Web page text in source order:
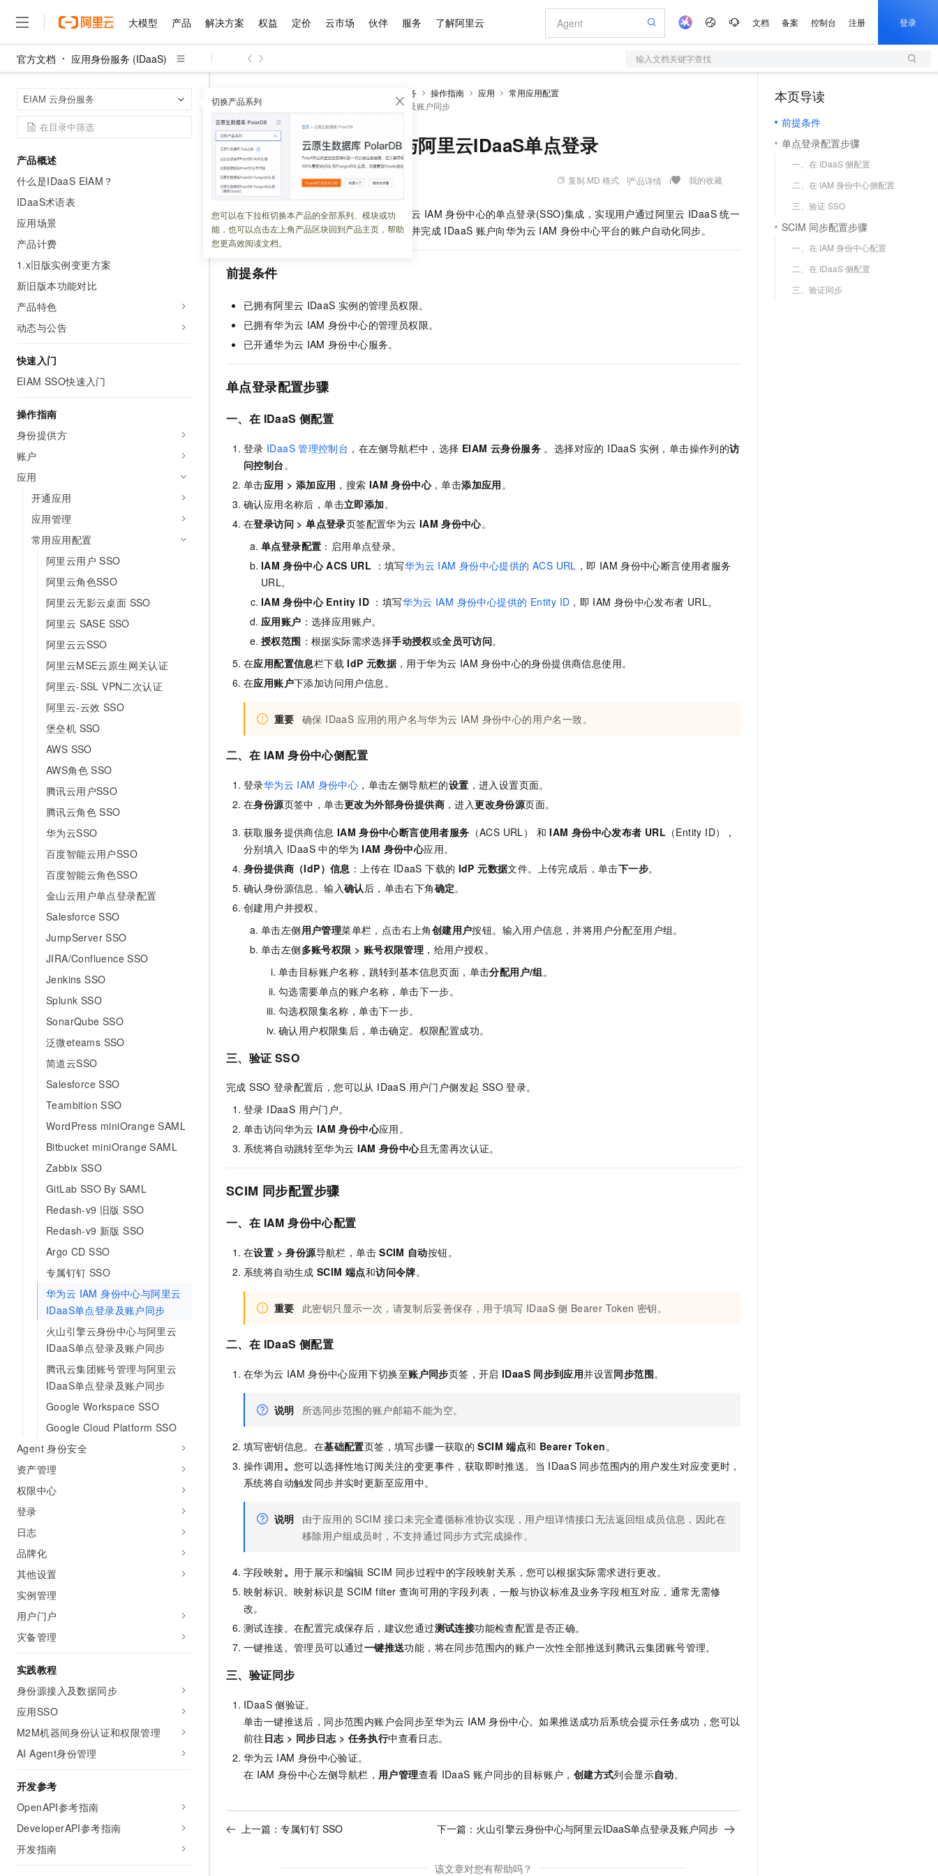
大模型 产品 解决方案 权益 定价 云市场 伙伴 服务 了解阿里云 文档 备案 控制台 注册 登录
官方文档 应用身份服务 (IDaaS) 输入文档关键字查找
EIAM 云身份服务 切换产品系列
您可以在下拉框切换本产品的全部系列、模块或功
能，也可以点击左上角产品区块回到产品主页，帮助
您更高效阅读文档。
产品概述
什么是IDaaS EIAM？
IDaaS术语表
应用场景
产品计费
1.x旧版实例变更方案
新旧版本功能对比
产品特色
动态与公告
快速入门
EIAM SSO快速入门
操作指南
身份提供方
账户
应用
开通应用
应用管理
常用应用配置
阿里云用户 SSO
阿里云角色SSO
阿里云无影云桌面 SSO
阿里云 SASE SSO
阿里云云SSO
阿里云MSE云原生网关认证
阿里云-SSL VPN二次认证
阿里云-云效 SSO
堡垒机 SSO
AWS SSO
AWS角色 SSO
腾讯云用户SSO
腾讯云角色 SSO
华为云SSO
百度智能云用户SSO
百度智能云角色SSO
金山云用户单点登录配置
Salesforce SSO
JumpServer SSO
JIRA/Confluence SSO
Jenkins SSO
Splunk SSO
SonarQube SSO
泛微eteams SSO
简道云SSO
Salesforce SSO
Teambition SSO
WordPress miniOrange SAML
Bitbucket miniOrange SAML
Zabbix SSO
GitLab SSO By SAML
Redash-v9 旧版 SSO
Redash-v9 新版 SSO
Argo CD SSO
专属钉钉 SSO
华为云 IAM 身份中心与阿里云
IDaaS单点登录及账户同步
火山引擎云身份中心与阿里云
IDaaS单点登录及账户同步
腾讯云集团账号管理与阿里云
IDaaS单点登录及账户同步
Google Workspace SSO
Google Cloud Platform SSO
Agent 身份安全
资产管理
权限中心
登录
日志
品牌化
其他设置
实例管理
用户门户
灾备管理
实践教程
身份源接入及数据同步
应用SSO
M2M机器间身份认证和权限管理
AI Agent身份管理
开发参考
OpenAPI参考指南
DeveloperAPI参考指南
开发指南
EIAM 云身份服务 操作指南 应用
常用应用配置
华为云 IAM 身份中心与阿里云IDaaS单点登录及账户同步
华为云 IAM 身份中心与阿里云IDaaS单点登录
更新时间：2026-05-02 14:12:20 复制 MD 格式 产品详情 我的收藏
本文档介绍如何配置阿里云 IDaaS 与华为云 IAM 身份中心的单点登录(SSO)集成，实现用户通过阿里云 IDaaS 统一
身份认证访问华为云 IAM 身份中心服务，并完成 IDaaS 账户向华为云 IAM 身份中心平台的账户自动化同步。
前提条件
已拥有阿里云 IDaaS 实例的管理员权限。
已拥有华为云 IAM 身份中心的管理员权限。
已开通华为云 IAM 身份中心服务。
单点登录配置步骤
一、在 IDaaS 侧配置
登录 IDaaS 管理控制台 ，在左侧导航栏中，选择 EIAM 云身份服务 。选择对应的 IDaaS 实例，单击操作列的访
问控制台 。
单击应用 > 添加应用 ，搜索IAM 身份中心，单击添加应用 。
确认应用名称后，单击立即添加 。
在登录访问 >单点登录页签配置华为云 IAM 身份中心。
单点登录配置 ：启用单点登录。
IAM 身份中心 ACS URL ：填写华为云 IAM 身份中心提供的 ACS URL ，即 IAM 身份中心断言使用者服务
URL。
IAM 身份中心 Entity ID ：填写华为云 IAM 身份中心提供的 Entity ID ，即 IAM 身份中心发布者 URL。
应用账户 ：选择应用账户。
授权范围 ：根据实际需求选择手动授权或全员可访问。
在应用配置信息栏下载 IdP 元数据，用于华为云 IAM 身份中心的身份提供商信息使用。
在应用账户下添加访问用户信息。
重要 确保 IDaaS 应用的用户名与华为云 IAM 身份中心的用户名一致。
二、在 IAM 身份中心侧配置
登录华为云 IAM 身份中心 ，单击左侧导航栏的设置 ，进入设置页面。
在身份源页签中，单击更改为外部身份提供商 ，进入更改身份源页面。
获取服务提供商信息 IAM 身份中心断言使用者服务 （ACS URL） 和IAM 身份中心发布者 URL （Entity ID），
分别填入 IDaaS 中的华为 IAM 身份中心应用。
身份提供商（IdP）信息 ：上传在 IDaaS 下载的 IdP 元数据文件。上传完成后，单击下一步。
确认身份源信息。输入确认 后，单击右下角确定。
创建用户并授权。
单击左侧用户管理菜单栏，点击右上角创建用户按钮。输入用户信息，并将用户分配至用户组。
单击左侧多账号权限 > 账号权限管理 ，给用户授权。
单击目标账户名称，跳转到基本信息页面，单击分配用户/组 。
勾选需要单点的账户名称，单击下一步。
勾选权限集名称，单击下一步。
确认用户权限集后，单击确定。权限配置成功。
三、验证 SSO
完成 SSO 登录配置后，您可以从 IDaaS 用户门户侧发起 SSO 登录。
登录 IDaaS 用户门户。
单击访问华为云 IAM 身份中心应用。
系统将自动跳转至华为云 IAM 身份中心且无需再次认证。
SCIM 同步配置步骤
一、在 IAM 身份中心配置
在设置 >身份源导航栏，单击 SCIM 自动按钮。
系统将自动生成 SCIM 端点和访问令牌。
重要 此密钥只显示一次，请复制后妥善保存，用于填写 IDaaS 侧 Bearer Token 密钥。
二、在 IDaaS 侧配置
在华为云 IAM 身份中心应用下切换至账户同步页签，开启 IDaaS 同步到应用并设置同步范围。
说明 所选同步范围的账户邮箱不能为空。
填写密钥信息。在基础配置页签，填写步骤一获取的 SCIM 端点和 Bearer Token 。
操作调用。您可以选择性地订阅关注的变更事件，获取即时推送。当 IDaaS 同步范围内的用户发生对应变更时，
系统将自动触发同步并实时更新至应用中。
说明
由于应用的 SCIM 接口未完全遵循标准协议实现，用户组详情接口无法返回组成员信息，因此在
移除用户组成员时，不支持通过同步方式完成操作。
字段映射。 用于展示和编辑 SCIM 同步过程中的字段映射关系，您可以根据实际需求进行更改。
映射标识。映射标识是 SCIM filter 查询可用的字段列表，一般与协议标准及业务字段相互对应，通常无需修
改。
测试连接。在配置完成保存后，建议您通过测试连接功能检查配置是否正确。
一键推送。管理员可以通过一键推送功能，将在同步范围内的账户一次性全部推送到腾讯云集团账号管理。
三、验证同步
IDaaS 侧验证。
单击一键推送后，同步范围内账户会同步至华为云 IAM 身份中心。如果推送成功后系统会提示任务成功，您可以
前往 日志 > 同步日志 > 任务执行中查看日志。
华为云 IAM 身份中心验证。
在 IAM 身份中心左侧导航栏， 用户管理查看 IDaaS 账户同步的目标账户， 创建方式列会显示自动。
上一篇： 专属钉钉 SSO 下一篇： 火山引擎云身份中心与阿里云IDaaS单点登录及账户同步
该文章对您有帮助吗？
本页导读
前提条件
单点登录配置步骤
一、在 IDaaS 侧配置
二、在 IAM 身份中心侧配置
三、验证 SSO
SCIM 同步配置步骤
一、在 IAM 身份中心配置
二、在 IDaaS 侧配置
三、验证同步
大模型
大模型
文本生成
Qwen3.8-Max HOT
智能体时代全能旗舰模型
能看、能想、能动手的多模态智能体模型
Qwen3-VL-Plus
视觉 Coding、空间感知、多模态思考等全面升级
Kimi-K3 NEW
Kimi 最新旗舰模型，长程编程与推理利器
GLM-5.2
1M上下文，专为长程任务能力而生
图片和视频生成
HappyHorse-1.1-T2V
让文字生成流畅细腻的高质量视频
语音识别与合成
千问AI平台-模型体验
在线体验全尺寸、多种模态的模型效果
Happy 系列大模型
新一代 AI 视频生成模型，深度适配广告营销等场景
大模型服务平台百炼-智能体
人工智能平台 PAI
万有无界
大模型解决方案
快速部署 Dify，高效搭建 AI 应用
依托云原生高可用架构,实现Dify私有化部署
在企业官网、通讯软件中为客户提供 AI 客服
用1%尺寸在特定领域达到大模型90%以上效果
即刻拥有 DeepSeek-R1 满血版
产品
精选产品
人工智能与机器学习
容器
存储
网络与CDN
安全
中间件
数据库
大数据计算
媒体服务
企业服务与云通信
域名与网站
终端用户计算
Serverless
开发工具
迁移与运维管理
专有云
精选产品
大模型服务平台百炼
大模型服务与应用平台
千问大模型
多元化、高性能、安全可靠的大模型服务
无影云电脑
随时随地安全接入的云上超级电脑
云解析DNS
云原生大数据计算服务 MaxCompute
域名与网站
对象存储 OSS
一站式AI开发、训练和推理服务
Qoder CN
云数据库 RDS
面向真实软件的智能体编程平台
云原生数据库 PolarDB
轻量应用服务器
数字证书管理服务（原SSL证书）
实现全站HTTPS，呈现可信的WEB访问
大数据开发治理平台 DataWorks
解决方案
精选解决方案
AI
大数据
现代化应用
网络
可观测
上云与迁云
企业出海
政企业务
精选解决方案
睿译宝，AI翻译排版一步到位
上传文档即自动完成翻译和格式还原
GLM-5.2：长任务时代开源旗舰模型
真正可用的 1M 上下文,一次完成代码全链路开发
Hermes Agent，打造自进化智能体
自主进化，持久记忆，越用越聪明
快速拥有专属 OpenClaw
即刻拥有 DeepSeek-V4-Pro
轻松解锁专属 DeepSeek-V4-Pro
从聊天伙伴进化为能主动干活的本地数字员工
Claude Code + GStack 打造工程团队
一键部署幻兽帕鲁游戏服务器
通过阿里云百炼高效搭建AI应用,助力高效开发
低代码高效构建企业门户网站
Agency Agents：拥有专属领域专家
HappyHorse 打造一站式影视创作平台
漫剧工坊：一站式动画创作平台
快速生产连贯的高质量长漫剧
10 分钟搭建微信、支付宝小程序
高效部署网站，快速应用到小程序
权益 普惠上云
普惠上云 官方力荐
云服务器38元/年起，超值低价云产品抢先购
官方推荐返现计划
推荐新用户得奖励，单订单最高返9万
云工开物
高校专属算力普惠，学生认证享300元代金券
免费试用
解决方案免费试用 新老同享
AI 产品 免费试用
1亿+ 大模型 tokens 和 30+ 款产品免费体验
产品新客免费试用，最长12个月
大模型ACA认证体验
助力企业全员 AI 认知与能力提升
AI 特惠
智启 AI 普惠权益
阿里云 OPC 创新助力计划
至高百万元 Token 补贴，加速一人公司成长
Qwen3.8-Max 首发尝鲜，限时加量 10 倍，夜间低至2折
千问办公，限时限量积分加倍 NEW
Night Plan 支持 Qwen 3.8-Max
AI 场景体验
AI 电商营销
图文、视频一站生成，高效打造优质广告素材
AI 建站
AI 活动
AI 生产力先锋
先锋实践拓展 AI 生产力的边界
飞天发布时刻
所见，即是所愿
从基础到进阶，Agent 创客手把手教你
创新加速
覆盖90%+业务场景，专享组合折扣价
定价 产品定价
了解云产品的定价详情
云上成本管理
管理和优化成本
价格计算器
自助选配和估算价格
价格优势
推动算力普惠，释放技术红利
配置报价器
阿里云 OPC 创新助力计划
Token 补贴，五大权
益加速 OPC 成功
云市场 精选商城
网站建设
多端小程序
Salesforce 国际版订阅
友盟天域
观测云
Tuya 物联网平台阿里云版
电子合同
畅捷通
Tableau 订阅
生态解决方案
行业生态解决方案
开发者生态解决方案
AI 开发和 AI 应用解决方案
数据与 API
数据集
身份实名认证
短信
OCR 文字识别
发票查验
企业应用
ERP
400电话
广告营销
基础软件
宝塔 Linux
CentOS
Docker
JAVA
全能环境
定制建站
专业服务
代维服务
伙伴 成为销售伙伴
分销伙伴
咨询伙伴
销售伙伴合作计划
Salesforce On Alibaba Cloud
Consulting Partner 合作计划
AI 大模型销售与服务生态合作计划
成为产品伙伴
产品生态集成认证中心
产品生态伙伴工作台
产品伙伴合作计划
云存储合作计划
数据库合作计划
云网络合作计划
Salesforce On Alibaba Cloud ISV 合作
服务伙伴合作计划
Al MaaS 服务伙伴赋能合作
伙伴信用分合作计划
合作伙伴培训与认证
查询合作伙伴
登录合作伙伴管理后台
服务 售前咨询
在线服务
售后服务
自助服务
工单服务
短信专区
企业增值服务
企业支持计划
企业增值服务台
服务实践
阿里云认证
全部认证
训练营
官网公告
开发者社区
我要反馈
了解阿里云 为什么选择阿里云
什么是云计算
技术领先
稳定可靠
安全合规
分析师报告
研究报告与白皮书
天池大赛
AI 算法大赛
云开发大赛
入门学习赛
最佳实践
云上春晚
云栖战略参考
云上的中国
看见新力量
金融模力时刻
市场活动
云栖大会
活动全景
魔搭 ModelScope
加入我们